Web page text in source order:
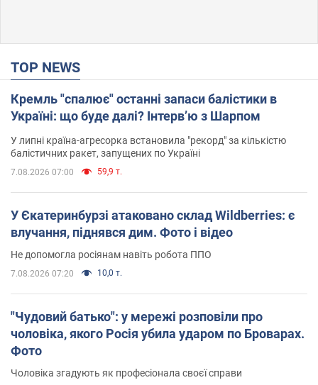
TOP NEWS
Кремль "спалює" останні запаси балістики в
Україні: що буде далі? Інтерв’ю з Шарпом
У липні країна-агресорка встановила "рекорд" за кількістю
балістичних ракет, запущених по Україні
7.08.2026 07:00 59,9 т.
У Єкатеринбурзі атаковано склад Wildberries: є
влучання, піднявся дим. Фото і відео
Не допомогла росіянам навіть робота ППО
7.08.2026 07:20 10,0 т.
"Чудовий батько": у мережі розповіли про
чоловіка, якого Росія убила ударом по Броварах.
Фото
Чоловіка згадують як професіонала своєї справи